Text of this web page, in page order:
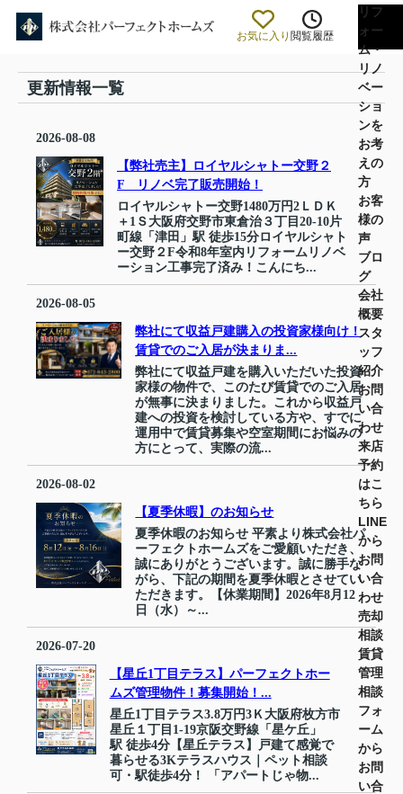
お気に入り 閲覧履歴
リフ
ォー
ム・
リノ
ベー
ショ
ンを
お考
えの
方
お客
様の
声
ブロ
グ
会社
概要
スタ
ッフ
紹介
お問
い合
わせ
来店
予約
はこ
ちら
LINE
から
お問
い合
わせ
売却
相談
賃貸
管理
相談
フォ
ーム
から
お問
い合
更新情報一覧
2026-08-08
【弊社売主】ロイヤルシャトー交野２
F リノベ完了販売開始！
ロイヤルシャトー交野1480万円2ＬＤＫ
＋1Ｓ大阪府交野市東倉治３丁目20-10片
町線「津田」駅 徒歩15分ロイヤルシャト
ー交野２F令和8年室内リフォームリノベ
ーション工事完了済み！こんにち...
2026-08-05
弊社にて収益戸建購入の投資家様向け！
賃貸でのご入居が決まりま...
弊社にて収益戸建を購入いただいた投資
家様の物件で、このたび賃貸でのご入居
が無事に決まりました。これから収益戸
建への投資を検討している方や、すでに
運用中で賃貸募集や空室期間にお悩みの
方にとって、実際の流...
2026-08-02
【夏季休暇】のお知らせ
夏季休暇のお知らせ 平素より株式会社パ
ーフェクトホームズをご愛顧いただき、
誠にありがとうございます。誠に勝手な
がら、下記の期間を夏季休暇とさせてい
ただきます。【休業期間】2026年8月12
日（水）～...
2026-07-20
【星丘1丁目テラス】パーフェクトホー
ムズ管理物件！募集開始！...
星丘1丁目テラス3.8万円3Ｋ大阪府枚方市
星丘１丁目1-19京阪交野線「星ケ丘」
駅 徒歩4分【星丘テラス】戸建て感覚で
暮らせる3Kテラスハウス｜ペット相談
可・駅徒歩4分！ 「アパートじゃ物...